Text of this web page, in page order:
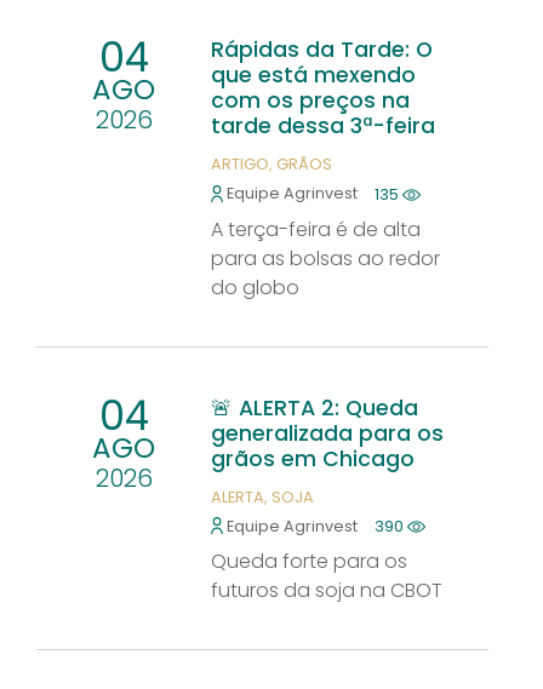
04
AGO
2026
Rápidas da Tarde: O
que está mexendo
com os preços na
tarde dessa 3ª-feira
ARTIGO GRÃOS
Equipe Agrinvest
135
A terça-feira é de alta
para as bolsas ao redor
do globo
04
AGO
2026
🚨 ALERTA 2: Queda
generalizada para os
grãos em Chicago
ALERTA SOJA
Equipe Agrinvest
390
Queda forte para os
futuros da soja na CBOT